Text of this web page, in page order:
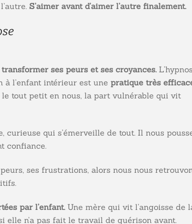
S’aimer avant d’aimer l’autre finalement.
ses peurs et ses croyances.
l’enfant intérieur est une pratique très
le tout petit en nous, la part vulnérable qui vit
qui s’émerveille de tout. Il nous
confiance.
ses frustrations, alors nous nous
par l’enfant.Une mère qui vit l’angoisse de
elle n’a pas fait le travail de guérison avant.